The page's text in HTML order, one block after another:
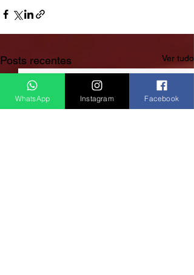
Posts recentes Ver tudo
WhatsApp Instagram Facebook